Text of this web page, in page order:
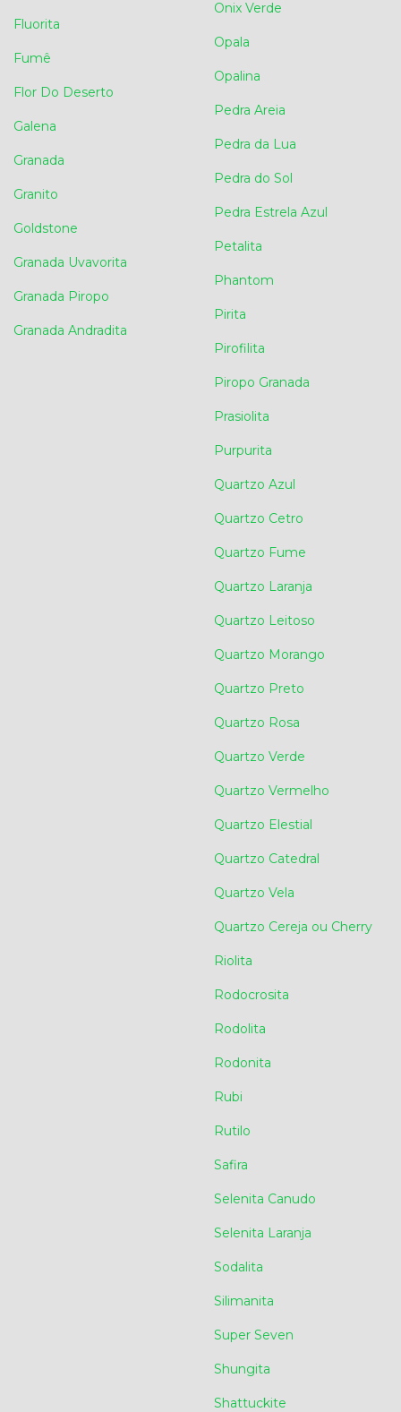
Fluorita
Fumê
Flor Do Deserto
Galena
Granada
Granito
Goldstone
Granada Uvavorita
Granada Piropo
Granada Andradita
Onix Verde
Opala
Opalina
Pedra Areia
Pedra da Lua
Pedra do Sol
Pedra Estrela Azul
Petalita
Phantom
Pirita
Pirofilita
Piropo Granada
Prasiolita
Purpurita
Quartzo Azul
Quartzo Cetro
Quartzo Fume
Quartzo Laranja
Quartzo Leitoso
Quartzo Morango
Quartzo Preto
Quartzo Rosa
Quartzo Verde
Quartzo Vermelho
Quartzo Elestial
Quartzo Catedral
Quartzo Vela
Quartzo Cereja ou Cherry
Riolita
Rodocrosita
Rodolita
Rodonita
Rubi
Rutilo
Safira
Selenita Canudo
Selenita Laranja
Sodalita
Silimanita
Super Seven
Shungita
Shattuckite